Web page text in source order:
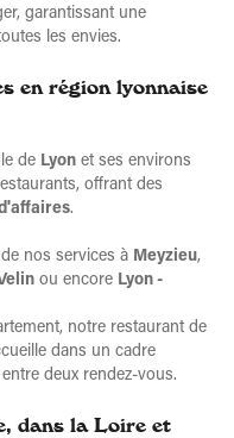
garantissant une
les envies.
en région lyonnaise
de Lyon et ses environs
offrant des
.
nos services à Meyzieu,
ou encore Lyon -
notre restaurant de
dans un cadre
deux rendez-vous.
dans la Loire et